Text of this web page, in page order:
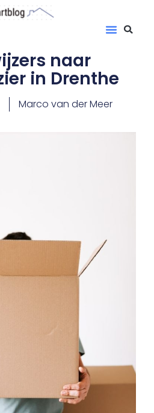
naar
in Drenthe
Marco van der Meer